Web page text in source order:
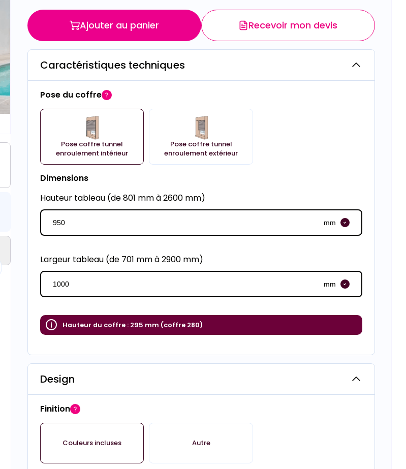
Ajouter au panier Recevoir mon devis
Caractéristiques techniques
Pose du coffre
Pose coffre tunnel
enroulement intérieur
Pose coffre tunnel
enroulement extérieur
Dimensions
Hauteur tableau (de 801 mm à 2600 mm)
mm
Largeur tableau (de 701 mm à 2900 mm)
mm
Hauteur du coffre : 295 mm (coffre 280)
Design
Finition
Couleurs incluses Autre